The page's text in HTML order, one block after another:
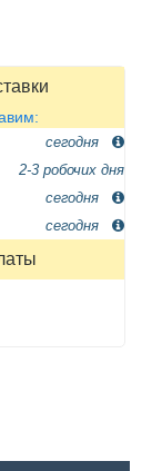
сегодня
2-3 робочих дня
сегодня
сегодня